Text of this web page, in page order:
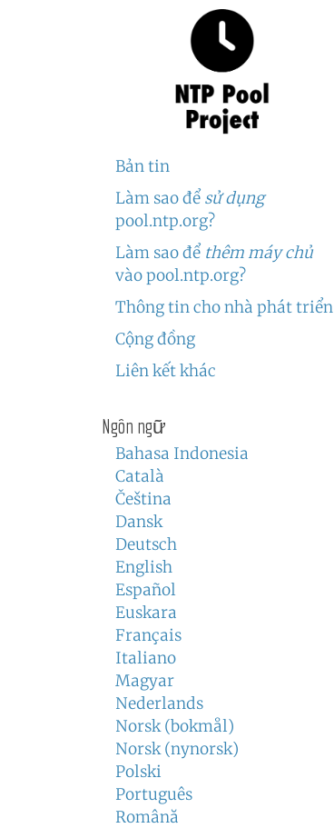
Bản tin
Làm sao để sử dụng
pool.ntp.org?
Làm sao để thêm máy chủ
vào pool.ntp.org?
Thông tin cho nhà phát triển
Cộng đồng
Liên kết khác
Ngôn ngữ
Bahasa Indonesia
Català
Čeština
Dansk
Deutsch
English
Español
Euskara
Français
Italiano
Magyar
Nederlands
Norsk (bokmål)
Norsk (nynorsk)
Polski
Português
Română